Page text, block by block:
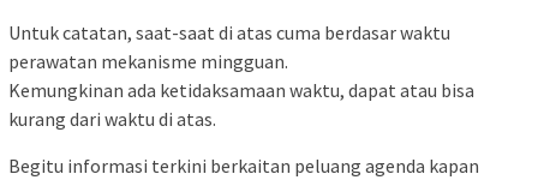
Untuk catatan, saat-saat di atas cuma berdasar waktu
perawatan mekanisme mingguan.
Kemungkinan ada ketidaksamaan waktu, dapat atau bisa
kurang dari waktu di atas.
Begitu informasi terkini berkaitan peluang agenda kapan